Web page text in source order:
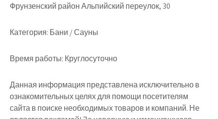
Фрунзенский район Альпийский переулок, 30
Категория: Бани / Сауны
Время работы: Круглосуточно
Данная информация представлена исключительно в
ознакомительных целях для помощи посетителям
сайта в поиске необходимых товаров и компаний. Не